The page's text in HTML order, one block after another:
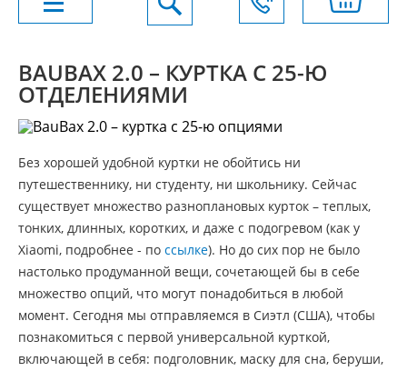
BAUBAX 2.0 – КУРТКА С 25-Ю
ОТДЕЛЕНИЯМИ
Без хорошей удобной куртки не обойтись ни
путешественнику, ни студенту, ни школьнику. Сейчас
существует множество разноплановых курток – теплых,
тонких, длинных, коротких, и даже с подогревом (как у
Xiaomi, подробнее - по ссылке). Но до сих пор не было
настолько продуманной вещи, сочетающей бы в себе
множество опций, что могут понадобиться в любой
момент. Сегодня мы отправляемся в Сиэтл (США), чтобы
познакомиться с первой универсальной курткой,
включающей в себя: подголовник, маску для сна, беруши,